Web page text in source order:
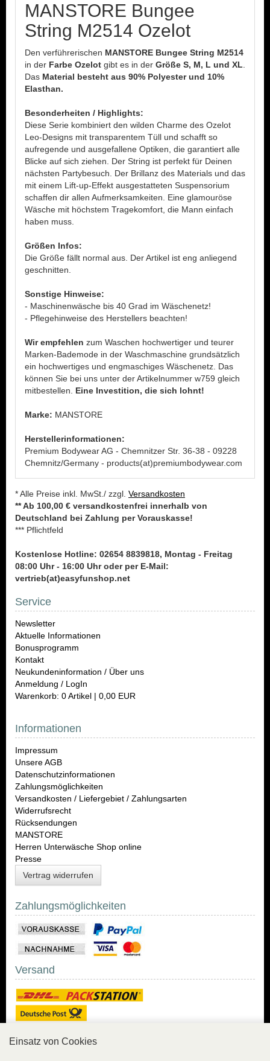
MANSTORE Bungee
String M2514 Ozelot
Den verführerischen MANSTORE Bungee String M2514
in der Farbe Ozelot gibt es in der Größe S, M, L und XL
Das Material besteht aus 90% Polyester und 10%
Elasthan.
Besonderheiten / Highlights:
Diese Serie kombiniert den wilden Charme des Ozelot
Leo-Designs mit transparentem Tüll und schafft so
aufregende und ausgefallene Optiken, die garantiert alle
Blicke auf sich ziehen. Der String ist perfekt für Deinen
nächsten Partybesuch. Der Brillanz des Materials und das
mit einem Lift-up-Effekt ausgestatteten Suspensorium
schaffen dir allen Aufmerksamkeiten. Eine glamouröse
Wäsche mit höchstem Tragekomfort, die Mann einfach
haben muss.
Größen Infos:
Die Größe fällt normal aus. Der Artikel ist eng anliegend
geschnitten.
Sonstige Hinweise:
- Maschinenwäsche bis 40 Grad im Wäschenetz!
- Pflegehinweise des Herstellers beachten!
Wir empfehlen zum Waschen hochwertiger und teurer
Marken-Bademode in der Waschmaschine grundsätzlich
ein hochwertiges und engmaschiges Wäschenetz. Das
können Sie bei uns unter der Artikelnummer w759 gleich
mitbestellen. Eine Investition, die sich lohnt!
Marke: MANSTORE
Herstellerinformationen:
Premium Bodywear AG - Chemnitzer Str. 36-38 - 09228
Chemnitz/Germany - products(at)premiumbodywear.com
* Alle Preise inkl. MwSt./ zzgl. Versandkosten
** Ab 100,00 € versandkostenfrei innerhalb von
Deutschland bei Zahlung per Vorauskasse!
*** Pflichtfeld
Kostenlose Hotline: 02654 8839818, Montag - Freitag
08:00 Uhr - 16:00 Uhr oder per E-Mail:
vertrieb(at)easyfunshop.net
Service
Newsletter
Aktuelle Informationen
Bonusprogramm
Kontakt
Neukundeninformation / Über uns
Anmeldung / LogIn
Warenkorb: 0 Artikel | 0,00 EUR
Informationen
Impressum
Unsere AGB
Datenschutzinformationen
Zahlungsmöglichkeiten
Versandkosten / Liefergebiet / Zahlungsarten
Widerrufsrecht
Rücksendungen
MANSTORE
Herren Unterwäsche Shop online
Presse
Vertrag widerrufen
Zahlungsmöglichkeiten
Versand
Einsatz von Cookies